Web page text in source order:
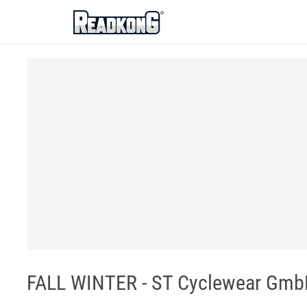
ReadkonG
FALL WINTER - ST Cyclewear